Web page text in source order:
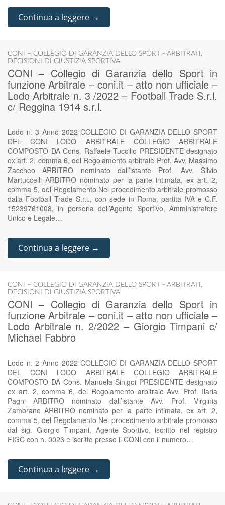
Continua a leggere →
CONI – COLLEGIO DI GARANZIA DELLO SPORT - ARBITRATI ,
DECISIONI DI GIUSTIZIA SPORTIVA
CONI – Collegio di Garanzia dello Sport in
funzione Arbitrale – coni.it – atto non ufficiale –
Lodo Arbitrale n. 3 /2022 – Football Trade S.r.l.
c/ Reggina 1914 s.r.l.
Lodo n. 3 Anno 2022 COLLEGIO DI GARANZIA DELLO SPORT
DEL CONI LODO ARBITRALE COLLEGIO ARBITRALE
COMPOSTO DA Cons. Raffaele Tuccillo PRESIDENTE designato
ex art. 2, comma 6, del Regolamento arbitrale Prof. Avv. Massimo
Zaccheo ARBITRO nominato dall’istante Prof. Avv. Silvio
Martuccelli ARBITRO nominato per la parte intimata, ex art. 2,
comma 5, del Regolamento Nel procedimento arbitrale promosso
dalla Football Trade S.r.l., con sede in Roma, partita IVA e C.F.
15239761008, in persona dell’Agente Sportivo, Amministratore
Unico e Legale…
Continua a leggere →
CONI – COLLEGIO DI GARANZIA DELLO SPORT - ARBITRATI ,
DECISIONI DI GIUSTIZIA SPORTIVA
CONI – Collegio di Garanzia dello Sport in
funzione Arbitrale – coni.it – atto non ufficiale –
Lodo Arbitrale n. 2/2022 – Giorgio Timpani c/
Michael Fabbro
Lodo n. 2 Anno 2022 COLLEGIO DI GARANZIA DELLO SPORT
DEL CONI LODO ARBITRALE COLLEGIO ARBITRALE
COMPOSTO DA Cons. Manuela Sinigoi PRESIDENTE designato
ex art. 2, comma 6, del Regolamento arbitrale Avv. Prof. Ilaria
Pagni ARBITRO nominato dall’istante Avv. Prof. Virginia
Zambrano ARBITRO nominato per la parte intimata, ex art. 2,
comma 5, del Regolamento Nel procedimento arbitrale promosso
dal sig. Giorgio Timpani, Agente Sportivo, iscritto nel registro
FIGC con n. 0023 e iscritto presso il CONI con il numero…
Continua a leggere →